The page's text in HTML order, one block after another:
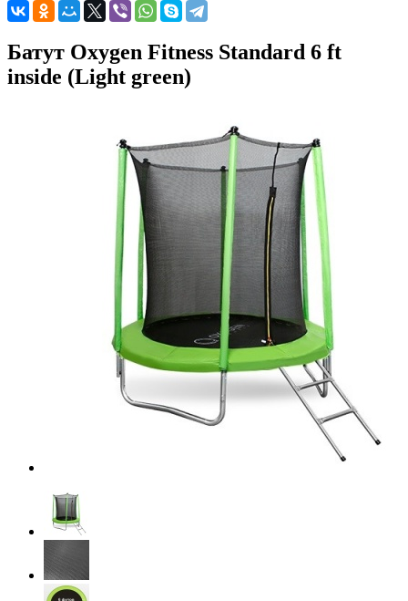
Батут Oxygen Fitness Standard 6 ft
inside (Light green)